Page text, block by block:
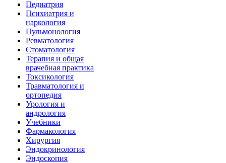
Педиатрия
Психиатрия и
наркология
Пульмонология
Ревматология
Стоматология
Терапия и общая
врачебная практика
Токсикология
Травматология и
ортопедия
Урология и
андрология
Учебники
Фармакология
Хирургия
Эндокринология
Эндоскопия